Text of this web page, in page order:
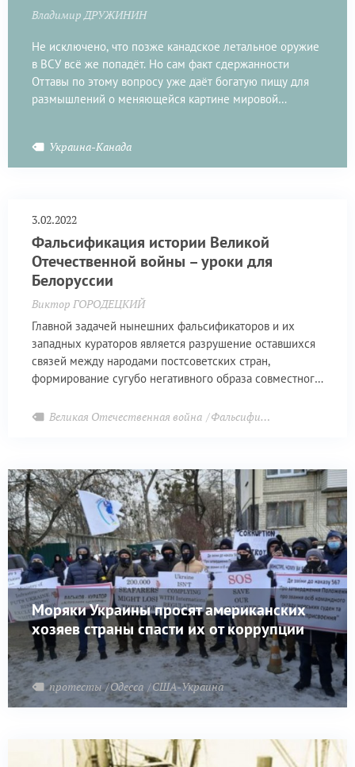
Владимир ДРУЖИНИН
Не исключено, что позже канадское летальное оружие
в ВСУ всё же попадёт. Но сам факт сдержанности
Оттавы по этому вопросу уже даёт богатую пищу для
размышлений о меняющейся картине мировой
Украина-Канада
3.02.2022
Фальсификация истории Великой
Отечественной войны – уроки для
Белоруссии
Виктор ГОРОДЕЦКИЙ
Главной задачей нынешних фальсификаторов и их
западных кураторов является разрушение оставшихся
связей между народами постсоветских стран,
формирование сугубо негативного образа совместного
Великая Отечественная война
Фальсификация истории
Моряки Украины просят американских
хозяев страны спасти их от коррупции
протесты Одесса США-Украина